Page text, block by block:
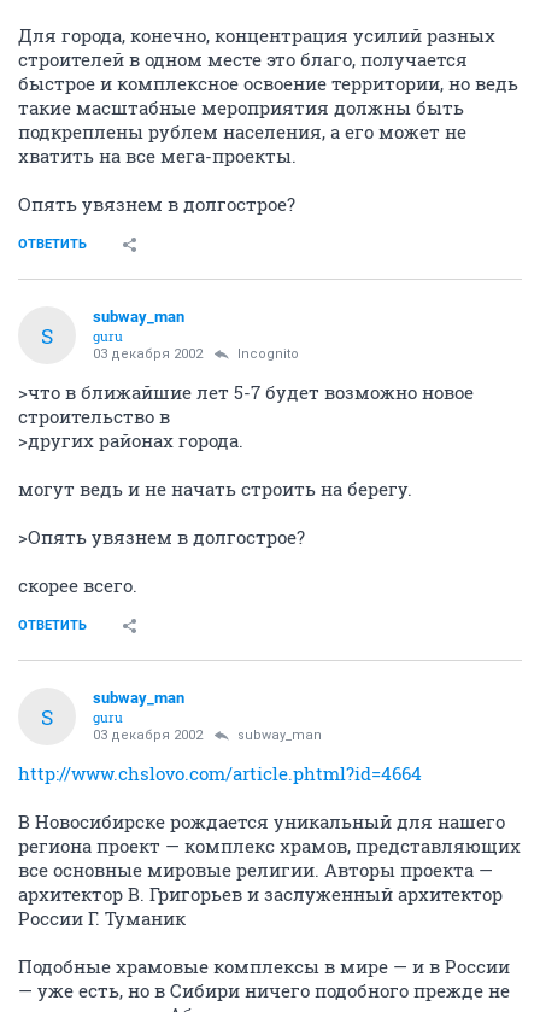
Для города, конечно, концентрация усилий разных
строителей в одном месте это благо, получается
быстрое и комплексное освоение территории, но ведь
такие масштабные мероприятия должны быть
подкреплены рублем населения, а его может не
хватить на все мега-проекты.
Опять увязнем в долгострое?
ОТВЕТИТЬ
S
subway_man
guru
03 декабря 2002 Incognito
>что в ближайшие лет 5-7 будет возможно новое
строительство в
>других районах города.
могут ведь и не начать строить на берегу.
>Опять увязнем в долгострое?
скорее всего.
ОТВЕТИТЬ
S
subway_man
guru
03 декабря 2002 subway_man
http://www.chslovo.com/article.phtml?id=4664
В Новосибирске рождается уникальный для нашего
региона проект — комплекс храмов, представляющих
все основные мировые религии. Авторы проекта —
архитектор В. Григорьев и заслуженный архитектор
России Г. Туманик
Подобные храмовые комплексы в мире — и в России
— уже есть, но в Сибири ничего подобного прежде не